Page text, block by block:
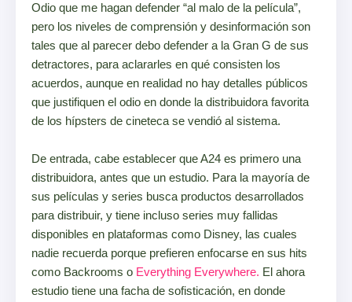
Odio que me hagan defender “al malo de la película”,
pero los niveles de comprensión y desinformación son
tales que al parecer debo defender a la Gran G de sus
detractores, para aclararles en qué consisten los
acuerdos, aunque en realidad no hay detalles públicos
que justifiquen el odio en donde la distribuidora favorita
de los hípsters de cineteca se vendió al sistema.
De entrada, cabe establecer que A24 es primero una
distribuidora, antes que un estudio. Para la mayoría de
sus películas y series busca productos desarrollados
para distribuir, y tiene incluso series muy fallidas
disponibles en plataformas como Disney, las cuales
nadie recuerda porque prefieren enfocarse en sus hits
como Backrooms o Everything Everywhere. El ahora
estudio tiene una facha de sofisticación, en donde